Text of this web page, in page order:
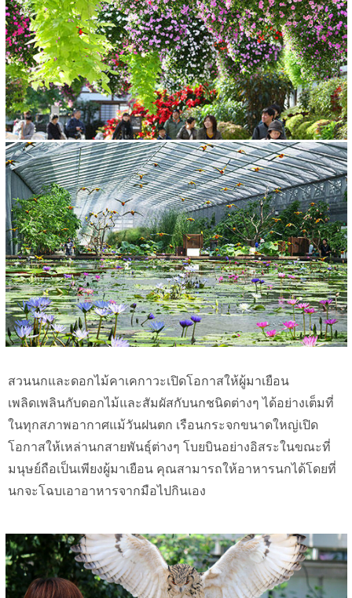
สวนนกและดอกไม้คาเคกาวะเปิดโอกาสให้ผู้มาเยือน
เพลิดเพลินกับดอกไม้และสัมผัสกับนกชนิดต่างๆ ได้อย่างเต็มที่
ในทุกสภาพอากาศแม้วันฝนตก เรือนกระจกขนาดใหญ่เปิด
โอกาสให้เหล่านกสายพันธุ์ต่างๆ โบยบินอย่างอิสระในขณะที่
มนุษย์ถือเป็นเพียงผู้มาเยือน คุณสามารถให้อาหารนกได้โดยที่
นกจะโฉบเอาอาหารจากมือไปกินเอง